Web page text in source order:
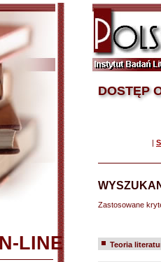
LINE
DOSTĘP
|
Zastosowane
Teoria